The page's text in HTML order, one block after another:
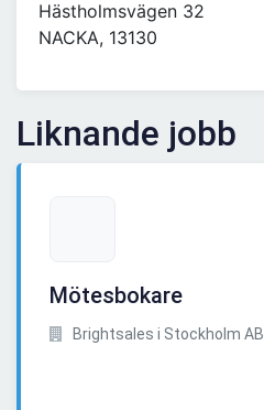
Hästholmsvägen 32
NACKA, 13130
Liknande jobb
Mötesbokare
Brightsales i Stockholm AB